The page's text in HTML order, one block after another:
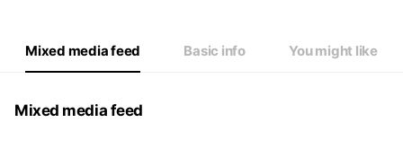
11:00 - 20:00
Mixed media feed Basic info You might like
Mixed media feed